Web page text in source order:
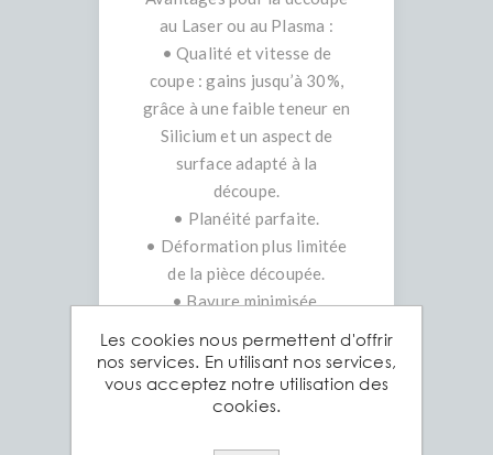
au Laser ou au Plasma :
• Qualité et vitesse de
coupe : gains jusqu’à 30%,
grâce à une faible teneur en
Silicium et un aspect de
surface adapté à la
découpe.
• Planéité parfaite.
• Déformation plus limitée
de la pièce découpée.
• Bavure minimisée.
Avantages pour le pliage,
l’emboutissage et le
poinçonnage automatique :
Les cookies nous permettent d'offrir
nos services. En utilisant nos services,
vous acceptez notre utilisation des
cookies.